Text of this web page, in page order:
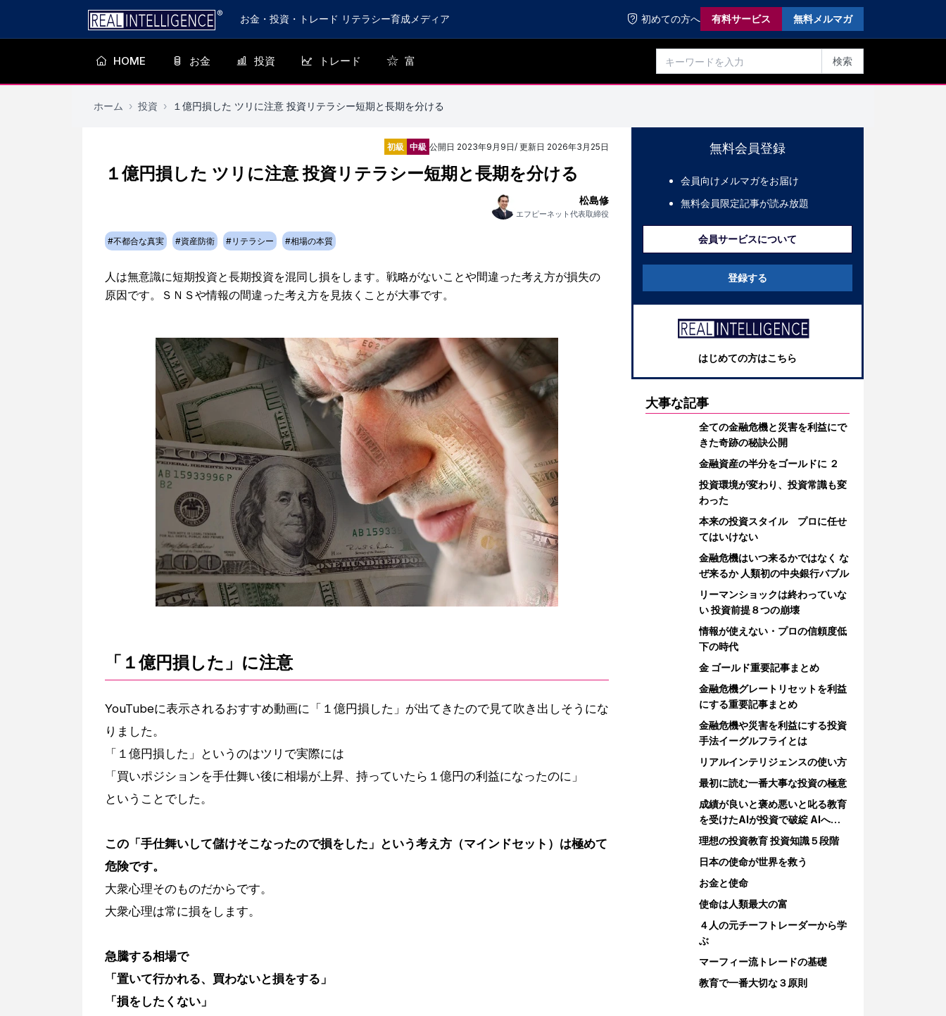
お金・投資・トレード リテラシー育成メディア 初めての方へ 有料サービス 無料メルマガ
HOME お金 投資 トレード 富 検索
ホーム › 投資 › １億円損した ツリに注意 投資リテラシー短期と長期を分ける
初級 中級 公開日 2023年9月9日/ 更新日 2026年3月25日
１億円損した ツリに注意 投資リテラシー短期と長期を分ける
松島修
エフピーネット代表取締役
#不都合な真実 #資産防衛 #リテラシー #相場の本質
人は無意識に短期投資と長期投資を混同し損をします。戦略がないことや間違った考え方が損失の
原因です。ＳＮＳや情報の間違った考え方を見抜くことが大事です。
「１億円損した」に注意
YouTubeに表示されるおすすめ動画に「１億円損した」が出てきたので見て吹き出しそうにな
りました。
「１億円損した」というのはツリで実際には
「買いポジションを手仕舞い後に相場が上昇、持っていたら１億円の利益になったのに」
ということでした。
この「手仕舞いして儲けそこなったので損をした」という考え方（マインドセット）は極めて
危険です。
大衆心理そのものだからです。
大衆心理は常に損をします。
急騰する相場で
「置いて行かれる、買わないと損をする」
「損をしたくない」
無料会員登録
会員向けメルマガをお届け
無料会員限定記事が読み放題
会員サービスについて
登録する
はじめての方はこちら
大事な記事
全ての金融危機と災害を利益にで
きた奇跡の秘訣公開
金融資産の半分をゴールドに ２
投資環境が変わり、投資常識も変
わった
本来の投資スタイル プロに任せ
てはいけない
金融危機はいつ来るかではなく な
ぜ来るか 人類初の中央銀行バブル
リーマンショックは終わっていな
い 投資前提８つの崩壊
情報が使えない・プロの信頼度低
下の時代
金 ゴールド重要記事まとめ
金融危機グレートリセットを利益
にする重要記事まとめ
金融危機や災害を利益にする投資
手法イーグルフライとは
リアルインテリジェンスの使い方
最初に読む一番大事な投資の極意
成績が良いと褒め悪いと叱る教育
を受けたAIが投資で破綻 AIへの
教育
理想の投資教育 投資知識５段階
日本の使命が世界を救う
お金と使命
使命は人類最大の富
４人の元チーフトレーダーから学
ぶ
マーフィー流トレードの基礎
教育で一番大切な３原則